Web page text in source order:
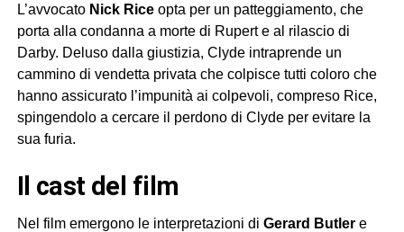
L’avvocato Nick Riceopta per un patteggiamento, che
porta alla condanna a morte di Rupert e al rilascio di
Darby. Deluso dalla giustizia, Clyde intraprende un
cammino di vendetta privata che colpisce tutti coloro che
hanno assicurato l’impunità ai colpevoli, compreso Rice,
spingendolo a cercare il perdono di Clyde per evitare la
sua furia.
Il cast del film
Nel film emergono le interpretazioni di Gerard Butlere